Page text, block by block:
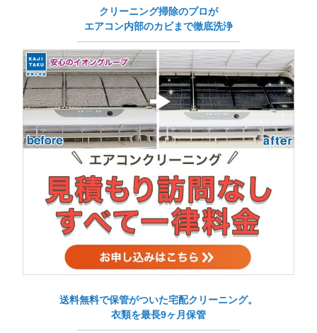
クリーニング掃除のプロが
エアコン内部のカビまで徹底洗浄
送料無料で保管がついた宅配クリーニング。
衣類を最長9ヶ月保管